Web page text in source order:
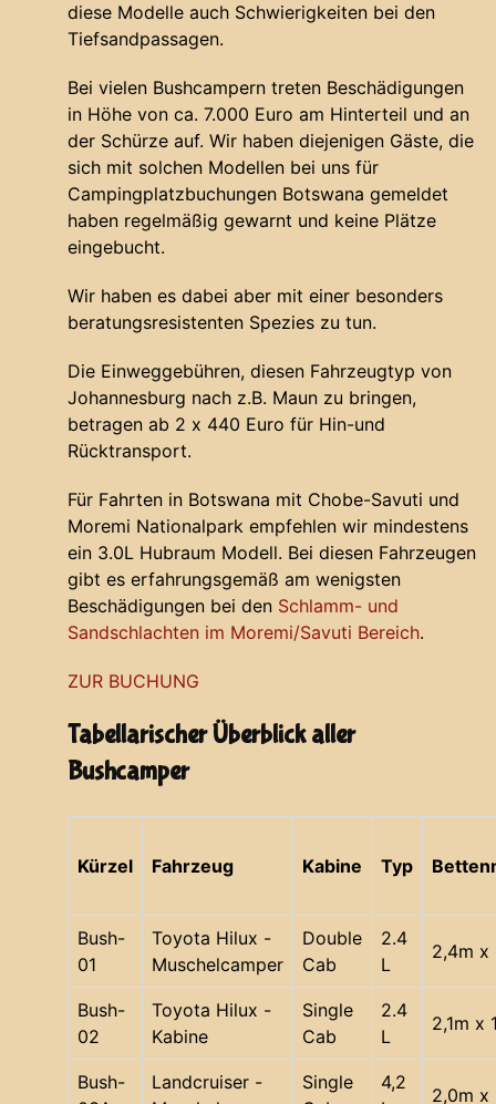
diese Modelle auch Schwierigkeiten bei den
Tiefsandpassagen.
Bei vielen Bushcampern treten Beschädigungen
in Höhe von ca. 7.000 Euro am Hinterteil und an
der Schürze auf. Wir haben diejenigen Gäste, die
sich mit solchen Modellen bei uns für
Campingplatzbuchungen Botswana gemeldet
haben regelmäßig gewarnt und keine Plätze
eingebucht.
Wir haben es dabei aber mit einer besonders
beratungsresistenten Spezies zu tun.
Die Einweggebühren, diesen Fahrzeugtyp von
Johannesburg nach z.B. Maun zu bringen,
betragen ab 2 x 440 Euro für Hin-und
Rücktransport.
Für Fahrten in Botswana mit Chobe-Savuti und
Moremi Nationalpark empfehlen wir mindestens
ein 3.0L Hubraum Modell. Bei diesen Fahrzeugen
gibt es erfahrungsgemäß am wenigsten
Beschädigungen bei den Schlamm- und
Sandschlachten im Moremi/Savuti Bereich.
ZUR BUCHUNG
Tabellarischer Überblick aller
Bushcamper
Kürzel Fahrzeug Kabine Typ
Bush-
01
Toyota Hilux -
Muschelcamper
Double
Cab
2.4
L
2,4m x
Bush-
02
Toyota Hilux -
Kabine
Single
Cab
2.4
L
2,1m x
Bush-
Landcruiser -
Single
4,2
2,0m x